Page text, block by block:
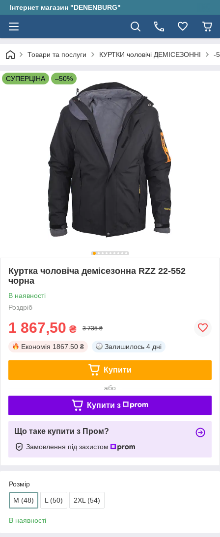
Інтернет магазин "DENENBURG"
Товари та послуги КУРТКИ чоловічі ДЕМІСЕЗОННІ -
СУПЕРЦІНА –50%
Куртка чоловіча демісезонна RZZ 22-552
чорна
В наявності
Роздріб
1 867,50 ₴ 3 735 ₴
Економія 1867.50 ₴ Залишилось 4 дні
Купити
або
Купити з
Що таке купити з Пром?
Замовлення під захистом
Розмір
M (48) L (50) 2XL (54)
В наявності